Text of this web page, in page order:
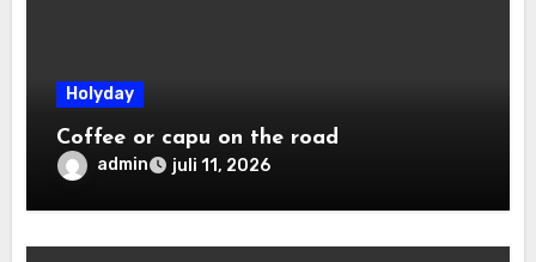
Holyday
Coffee or capu on the road
admin juli 11, 2026